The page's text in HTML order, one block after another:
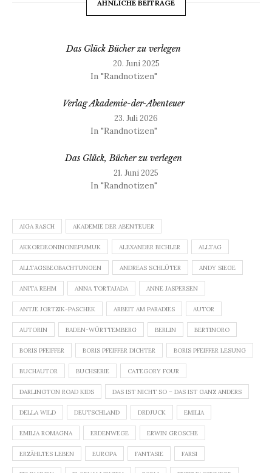
ÄHNLICHE BEITRÄGE
Das Glück Bücher zu verlegen
20. Juni 2025
In "Randnotizen"
Verlag Akademie-der-Abenteuer
23. Juli 2026
In "Randnotizen"
Das Glück, Bücher zu verlegen
21. Juni 2025
In "Randnotizen"
AIGA RASCH AKADEMIE DER ABENTEUER
AKKORDEONINONEPUMUK ALEXANDER BICHLER ALLTAG
ALLTAGSBEOBACHTUNGEN ANDREAS SCHLÜTER ANDY SIEGE
ANITA REHM ANNA TORTAJADA ANNE JASPERSEN
ANTJE JORTZIK-PASCHEK ARBEIT AM PARADIES AUTOR
AUTORIN BADEN-WÜRTTEMBERG BERLIN BERTINORO
BORIS PFEIFFER BORIS PFEIFFER DICHTER BORIS PFEIFFER LESUNG
BUCHAUTOR BUCHSERIE CATEGORY FOUR
DARLINGTON ROAD KIDS DAS IST NICHT SO – DAS IST GANZ ANDERS
DELLA WILD DEUTSCHLAND DRDJUCK EMILIA
EMILIA ROMAGNA ERDENWEGE ERWIN GROSCHE
ERZÄHLTES LEBEN EUROPA FANTASIE FARSI